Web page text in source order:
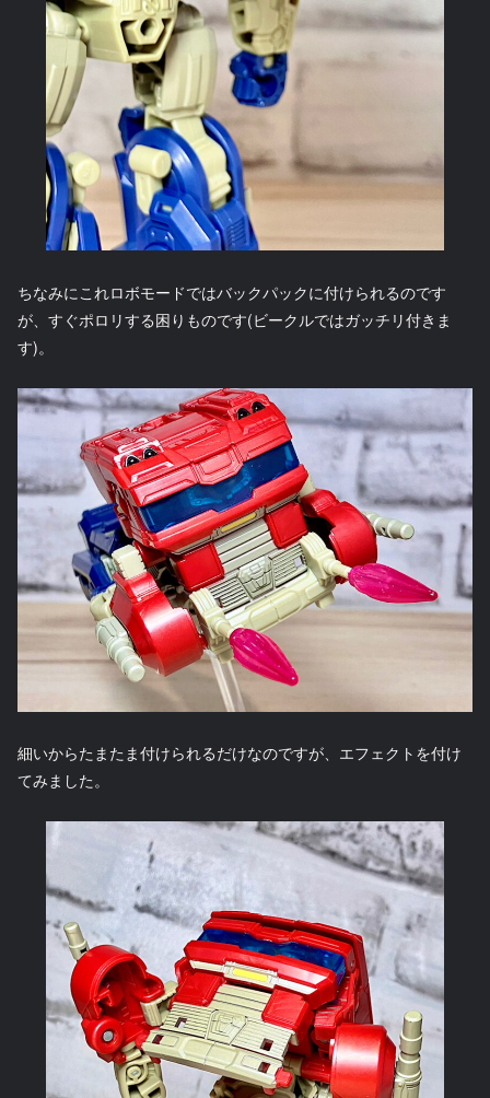
ちなみにこれロボモードではバックパックに付けられるのです
が、すぐポロリする困りものです(ビークルではガッチリ付きま
す)。
細いからたまたま付けられるだけなのですが、エフェクトを付け
てみました。